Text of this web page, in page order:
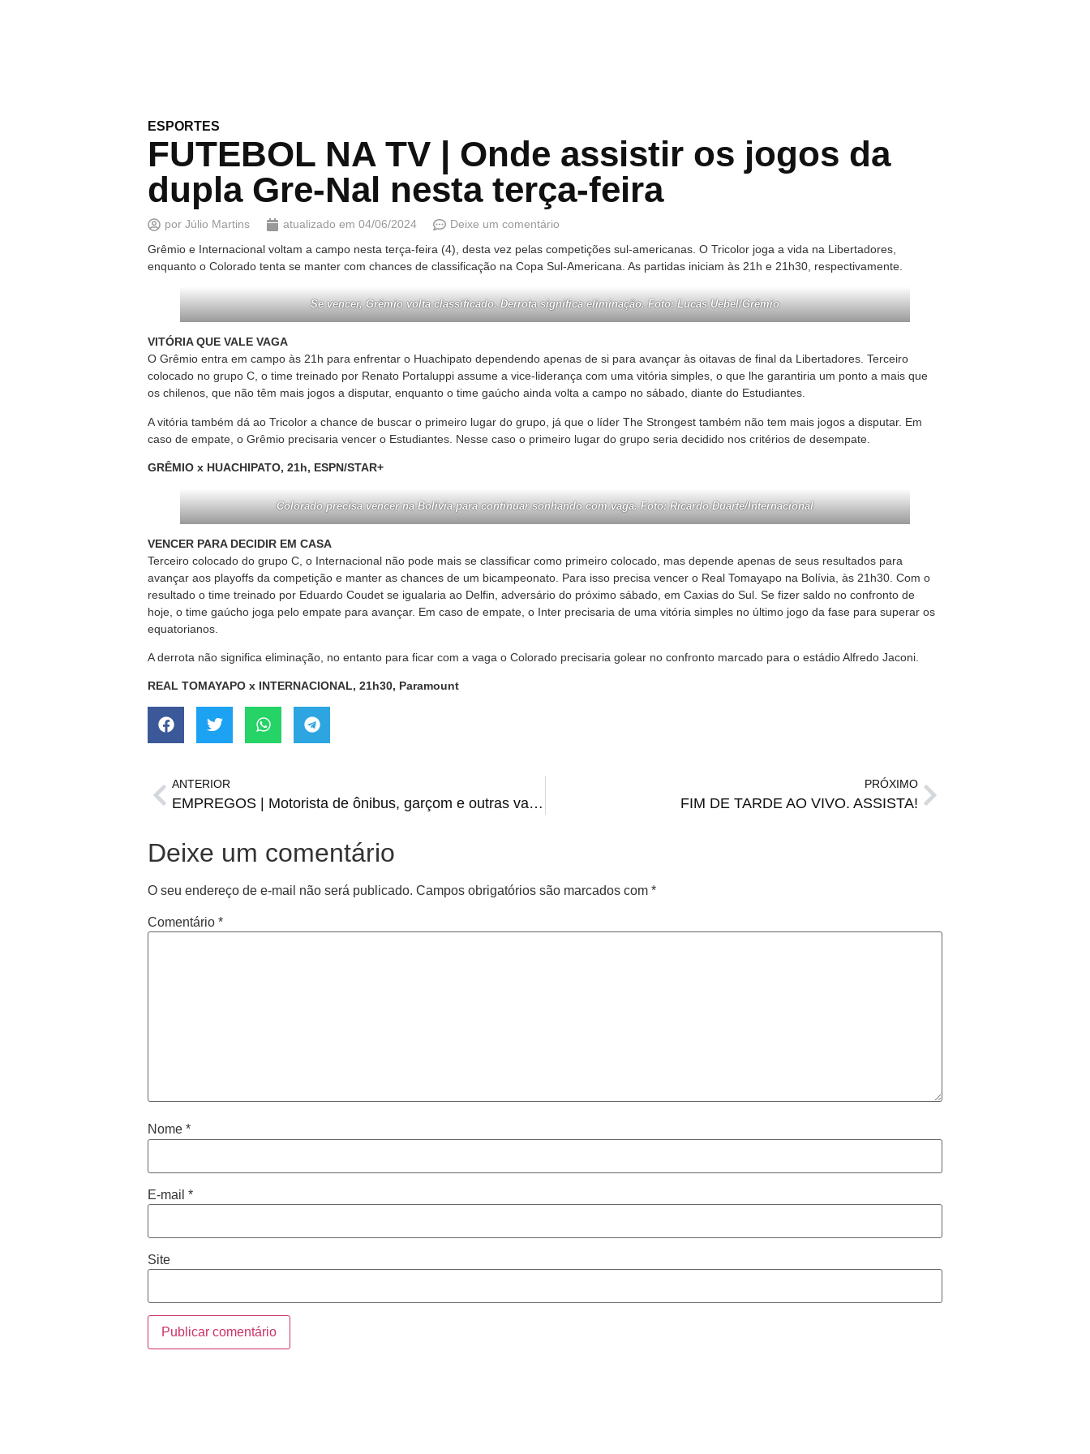
ESPORTES
FUTEBOL NA TV | Onde assistir os jogos da
dupla Gre-Nal nesta terça-feira
por Júlio Martins atualizado em 04/06/2024
Deixe um comentário
Grêmio e Internacional voltam a campo nesta terça-feira (4), desta vez pelas competições sul-americanas. O Tricolor joga a vida na Libertadores,
enquanto o Colorado tenta se manter com chances de classificação na Copa Sul-Americana. As partidas iniciam às 21h e 21h30, respectivamente.
Se vencer, Grêmio volta classificado. Derrota significa eliminação. Foto: Lucas Uebel/Grêmio
VITÓRIA QUE VALE VAGA
O Grêmio entra em campo às 21h para enfrentar o Huachipato dependendo apenas de si para avançar às oitavas de final da Libertadores. Terceiro
colocado no grupo C, o time treinado por Renato Portaluppi assume a vice-liderança com uma vitória simples, o que lhe garantiria um ponto a mais que
os chilenos, que não têm mais jogos a disputar, enquanto o time gaúcho ainda volta a campo no sábado, diante do Estudiantes.
A vitória também dá ao Tricolor a chance de buscar o primeiro lugar do grupo, já que o líder The Strongest também não tem mais jogos a disputar. Em
caso de empate, o Grêmio precisaria vencer o Estudiantes. Nesse caso o primeiro lugar do grupo seria decidido nos critérios de desempate.
GRÊMIO x HUACHIPATO, 21h, ESPN/STAR+
Colorado precisa vencer na Bolívia para continuar sonhando com vaga. Foto: Ricardo Duarte/Internacional
VENCER PARA DECIDIR EM CASA
Terceiro colocado do grupo C, o Internacional não pode mais se classificar como primeiro colocado, mas depende apenas de seus resultados para
avançar aos playoffs da competição e manter as chances de um bicampeonato. Para isso precisa vencer o Real Tomayapo na Bolívia, às 21h30. Com o
resultado o time treinado por Eduardo Coudet se igualaria ao Delfin, adversário do próximo sábado, em Caxias do Sul. Se fizer saldo no confronto de
hoje, o time gaúcho joga pelo empate para avançar. Em caso de empate, o Inter precisaria de uma vitória simples no último jogo da fase para superar os
equatorianos.
A derrota não significa eliminação, no entanto para ficar com a vaga o Colorado precisaria golear no confronto marcado para o estádio Alfredo Jaconi.
REAL TOMAYAPO x INTERNACIONAL, 21h30, Paramount
ANTERIOR
EMPREGOS | Motorista de ônibus, garçom e outras vagas do Sine para terça-feira (4)
PRÓXIMO
FIM DE TARDE AO VIVO. ASSISTA!
Deixe um comentário
O seu endereço de e-mail não será publicado. Campos obrigatórios são marcados com *
Comentário *
Nome *
E-mail *
Site